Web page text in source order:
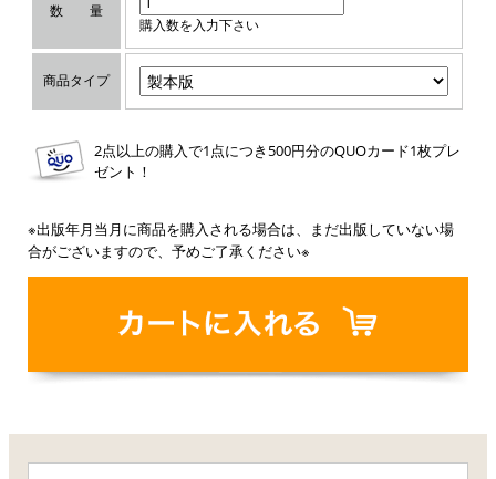
数 量
購入数を入力下さい
商品タイプ
2点以上の購入で1点につき500円分のQUOカード1枚プレ
ゼント！
※出版年月当月に商品を購入される場合は、まだ出版していない場
合がございますので、予めご了承ください※